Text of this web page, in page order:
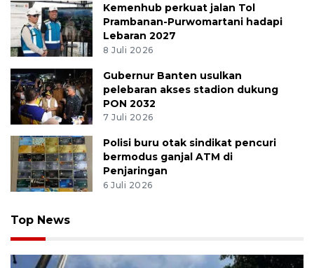
Kemenhub perkuat jalan Tol
Prambanan-Purwomartani hadapi
Lebaran 2027
8 Juli 2026
Gubernur Banten usulkan
pelebaran akses stadion dukung
PON 2032
7 Juli 2026
Polisi buru otak sindikat pencuri
bermodus ganjal ATM di
Penjaringan
6 Juli 2026
Top News